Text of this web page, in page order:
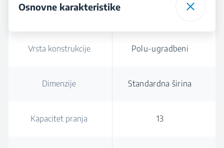
Osnovne karakteristike
Vrsta konstrukcije Polu-ugradbeni
Dimenzije Standardna širina
Kapacitet pranja 13